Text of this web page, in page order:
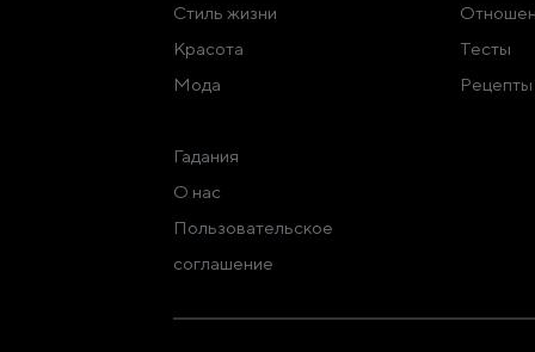
Стиль жизни
Красота
Мода
Тесты
Рецепты
Гадания
О нас
Пользовательское
соглашение